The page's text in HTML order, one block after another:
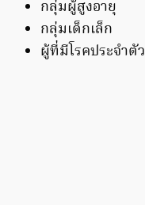
กลุ่มผู้สูงอายุ
กลุ่มเด็กเล็ก
ผู้ที่มีโรคประจำตัว